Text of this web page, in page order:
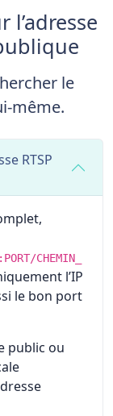
le
même.
RTSP
CHEMIN_
l’IP
le bon port
public ou